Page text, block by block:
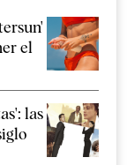
el
las